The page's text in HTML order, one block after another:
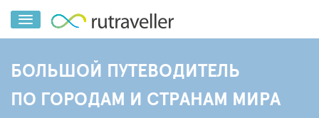
БОЛЬШОЙ ПУТЕВОДИТЕЛЬ
ПО ГОРОДАМ И СТРАНАМ МИРА